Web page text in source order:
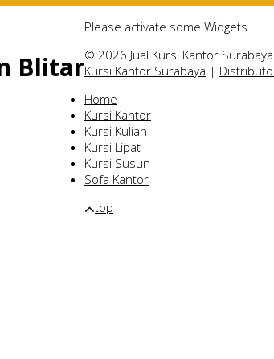
Blitar
Please activate some Widgets.
© 2026 Jual Kursi Kantor
Kursi Kantor Surabaya |
Home
Kursi Kantor
Kursi Kuliah
Kursi Lipat
Kursi Susun
Sofa Kantor
top